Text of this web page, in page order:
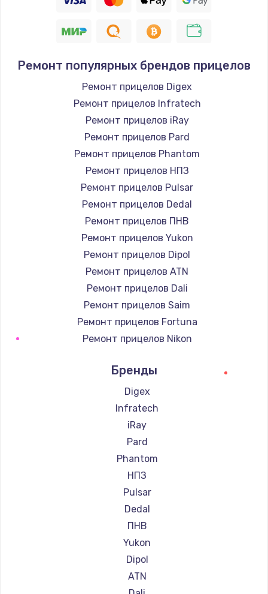
Ремонт популярных брендов прицелов
Ремонт прицелов Digex
Ремонт прицелов Infratech
Ремонт прицелов iRay
Ремонт прицелов Pard
Ремонт прицелов Phantom
Ремонт прицелов НПЗ
Ремонт прицелов Pulsar
Ремонт прицелов Dedal
Ремонт прицелов ПНВ
Ремонт прицелов Yukon
Ремонт прицелов Dipol
Ремонт прицелов ATN
Ремонт прицелов Dali
Ремонт прицелов Saim
Ремонт прицелов Fortuna
Ремонт прицелов Nikon
Ремонт прицелов Nikko
Ремонт прицелов Artelv
Ремонт прицелов Hakko
Ремонт прицелов HALES
Ремонт прицелов Leica
Ремонт прицелов Vector Optics
Ремонт прицелов Carl Zeiss
Ремонт прицелов Zeiss
Ремонт прицелов AGM Global Vision
Ремонт прицелов Pilad
Ремонт прицелов Arkon
Ремонт прицелов ANYSMART
Ремонт прицелов FLIR
Ремонт прицелов Venox
Бренды
Digex
Infratech
iRay
Pard
Phantom
НПЗ
Pulsar
Dedal
ПНВ
Yukon
Dipol
ATN